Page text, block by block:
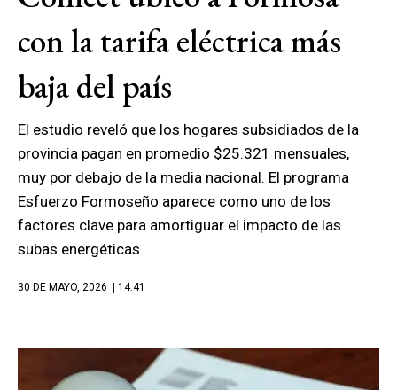
con la tarifa eléctrica más
baja del país
El estudio reveló que los hogares subsidiados de la
provincia pagan en promedio $25.321 mensuales,
muy por debajo de la media nacional. El programa
Esfuerzo Formoseño aparece como uno de los
factores clave para amortiguar el impacto de las
subas energéticas.
30 DE MAYO, 2026 | 14.41